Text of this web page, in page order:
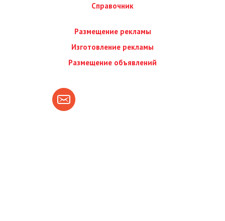
Справочник
Размещение рекламы
Изготовление рекламы
Размещение объявлений